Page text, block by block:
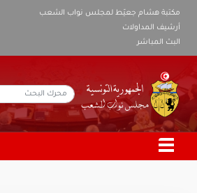
مكتبة هشام جعيّط لمجلس نواب الشعب
أرشيف المداولات
البث المباشر